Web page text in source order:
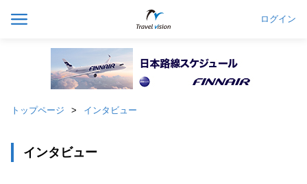
ログイン
トップページ インタビュー
インタビュー